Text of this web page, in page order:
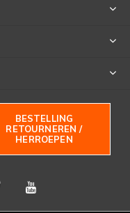
BESTELLING
RETOURNEREN /
HERROEPEN